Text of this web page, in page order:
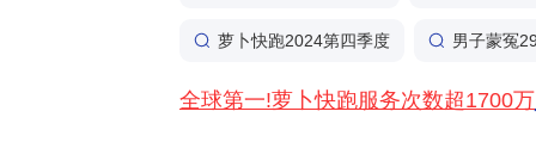
萝卜快跑2024第四季度 男子蒙冤
全球第一!萝卜快跑服务次数超1700万